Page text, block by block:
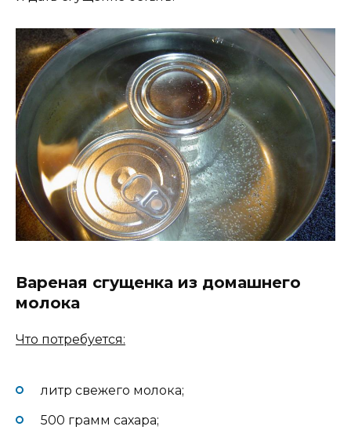
Вареная сгущенка из домашнего
молока
Что потребуется:
литр свежего молока;
500 грамм сахара;